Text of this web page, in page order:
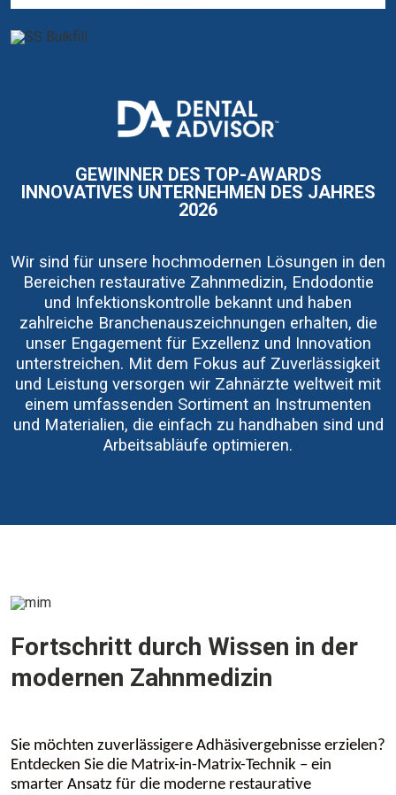
I
m
a
GEWINNER DES TOP-AWARDS
INNOVATIVES UNTERNEHMEN DES JAHRES
2026
Wir sind für unsere hochmodernen Lösungen in den
Bereichen restaurative Zahnmedizin, Endodontie
und Infektionskontrolle bekannt und haben
zahlreiche Branchenauszeichnungen erhalten, die
unser Engagement für Exzellenz und Innovation
unterstreichen. Mit dem Fokus auf Zuverlässigkeit
und Leistung versorgen wir Zahnärzte weltweit mit
einem umfassenden Sortiment an Instrumenten
und Materialien, die einfach zu handhaben sind und
Arbeitsabläufe optimieren.
Fortschritt durch Wissen in der
modernen Zahnmedizin
Sie möchten zuverlässigere Adhäsivergebnisse erzielen?
Entdecken Sie die Matrix-in-Matrix-Technik – ein
smarter Ansatz für die moderne restaurative